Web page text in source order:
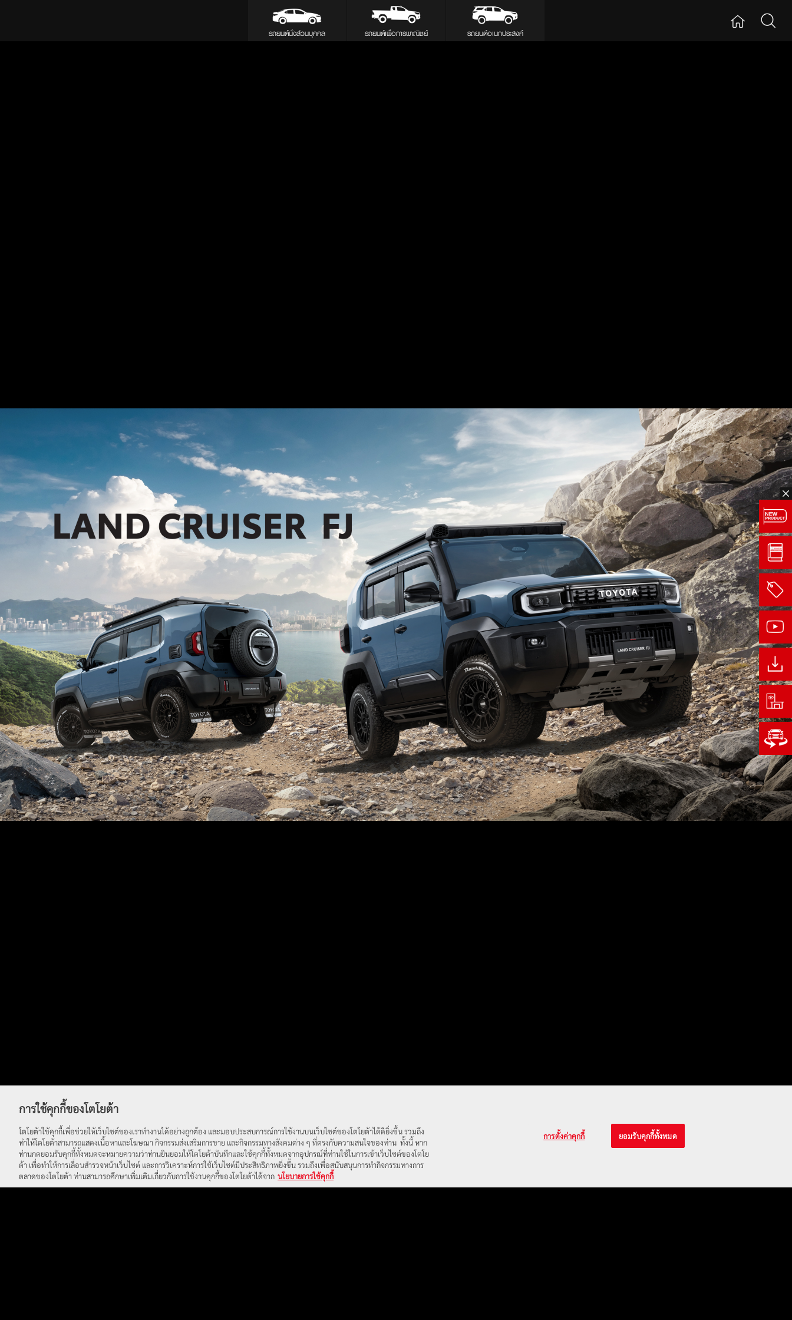
รถยนต์นั่งส่วนบุคคล รถยนต์เพื่อการพาณิชย์ รถยนต์อเนกประสงค์
Scroll Down
การใช้คุกกี้ของโตโยต้า
โตโยต้าใช้คุกกี้เพื่อช่วยให้เว็บไซต์ของเราทำงานได้อย่างถูกต้อง และมอบประสบการณ์การใช้งานบนเว็บไซต์ของโตโยต้าได้ดียิ่งขึ้น รวมถึง
ทำให้โตโยต้าสามารถแสดงเนื้อหาและโฆษณา กิจกรรมส่งเสริมการขาย และกิจกรรมทางสังคมต่าง ๆ ที่ตรงกับความสนใจของท่าน ทั้งนี้ หาก
ท่านกดยอมรับคุกกี้ทั้งหมดจะหมายความว่าท่านยินยอมให้โตโยต้าบันทึกและใช้คุกกี้ทั้งหมดจากอุปกรณ์ที่ท่านใช้ในการเข้าเว็บไซต์ของโตโย
ต้า เพื่อทำให้การเลื่อนสำรวจหน้าเว็บไซต์ และการวิเคราะห์การใช้เว็บไซต์มีประสิทธิภาพยิ่งขึ้น รวมถึงเพื่อสนับสนุนการทำกิจกรรมทางการ
ตลาดของโตโยต้า ท่านสามารถศึกษาเพิ่มเติมเกี่ยวกับการใช้งานคุกกี้ของโตโยต้าได้จาก นโยบายการใช้คุกกี้
การตั้งค่าคุกกี้ ยอมรับคุกกี้ทั้งหมด